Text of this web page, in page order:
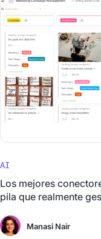
AI
Los mejores
pila que realmente
Manasi Nair